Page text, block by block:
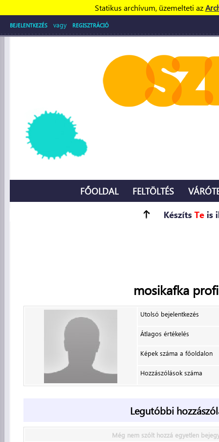
Statikus archívum, üzemelteti az
BEJELENTKEZÉS vagy REGISZTRÁCIÓ
FŐOLDAL FELTÖLTÉS
mosikafka
Utolsó bejelentkezés
Átlagos értékelés
Képek száma a főoldalon
Hozzászólások száma
Legutóbbi
Még nem szólt hozzá egyetlen